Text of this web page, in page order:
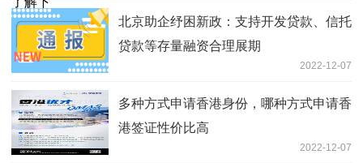
北京助企纾困新政：支持开发贷款、信托
贷款等存量融资合理展期
2022-12-07
多种方式申请香港身份，哪种方式申请香
港签证性价比高
2022-12-07